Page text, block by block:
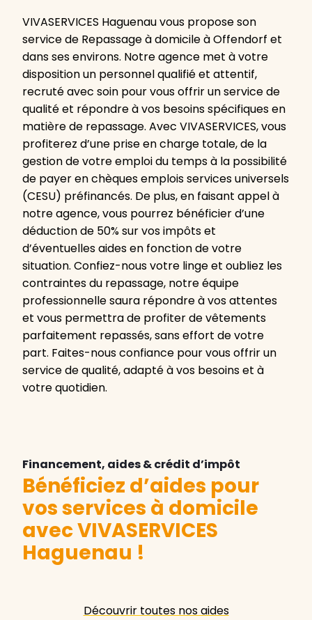
VIVASERVICES Haguenau vous propose son
service de Repassage à domicile à Offendorf et
dans ses environs. Notre agence met à votre
disposition un personnel qualifié et attentif,
recruté avec soin pour vous offrir un service de
qualité et répondre à vos besoins spécifiques en
matière de repassage. Avec VIVASERVICES, vous
profiterez d’une prise en charge totale, de la
gestion de votre emploi du temps à la possibilité
de payer en chèques emplois services universels
(CESU) préfinancés. De plus, en faisant appel à
notre agence, vous pourrez bénéficier d’une
déduction de 50% sur vos impôts et
d’éventuelles aides en fonction de votre
situation. Confiez-nous votre linge et oubliez les
contraintes du repassage, notre équipe
professionnelle saura répondre à vos attentes
et vous permettra de profiter de vêtements
parfaitement repassés, sans effort de votre
part. Faites-nous confiance pour vous offrir un
service de qualité, adapté à vos besoins et à
votre quotidien.
Financement, aides & crédit d’impôt
Bénéficiez d’aides pour
vos services à domicile
avec VIVASERVICES
Haguenau !
Découvrir toutes nos aides